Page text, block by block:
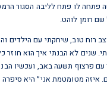
פתחה לו פתח לליבה הסגור
רומן לוהט.
רוח טוב, שיחקתי עם הילדים
שנים לא הבנתי איך הוא חוזר
עם פרצוף תשעה באב, ועכשיו
איזה מטומטמת אני״ היא סיפרה